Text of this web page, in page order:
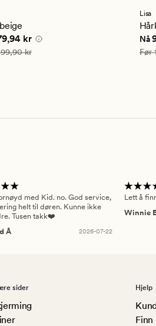
pris
kr
pris 299,90 kr
kr
Lisa
Nå
Før
med Kid. no. God service,
helt til døren. Kunne ikke
Tusen takk❤️
Å
2026-07-22
Lett å
Winnie E
sider Hjelp